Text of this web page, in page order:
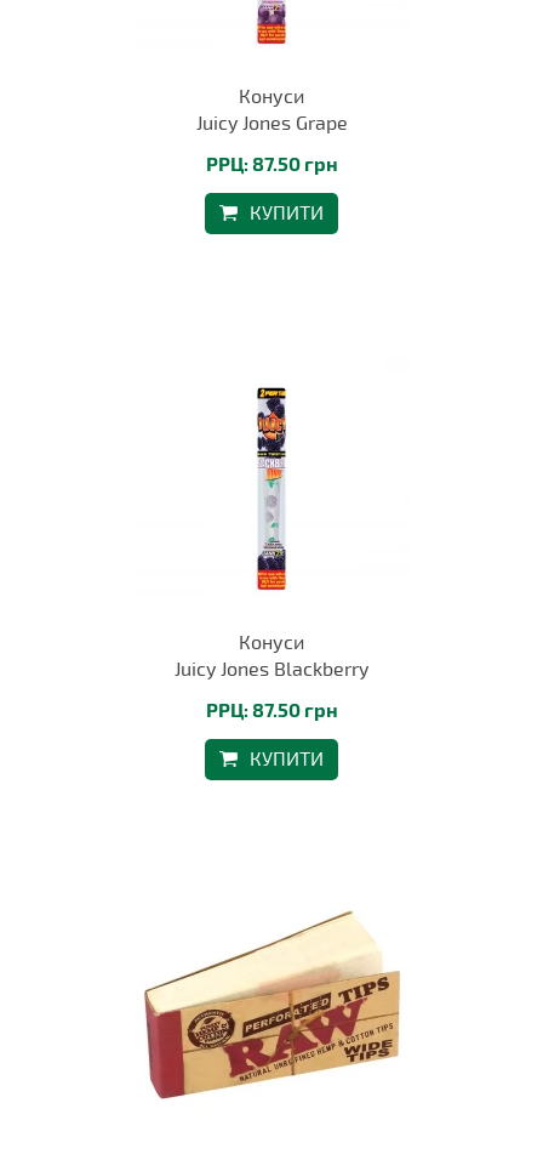
Конуси
Juicy Jones Grape
РРЦ: 87.50 грн
КУПИТИ
Конуси
Juicy Jones Blackberry
РРЦ: 87.50 грн
КУПИТИ